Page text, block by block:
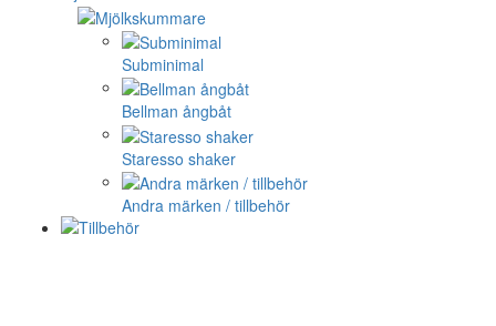
Subminimal
Bellman ångbåt
Staresso shaker
Andra märken / tillbehör